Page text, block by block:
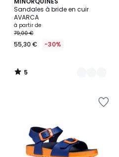
Sandales à bride en cuir
AVARCA
à partir de
79,00 €
55,30 € -30%
/
5
7
Couleurs
5
/